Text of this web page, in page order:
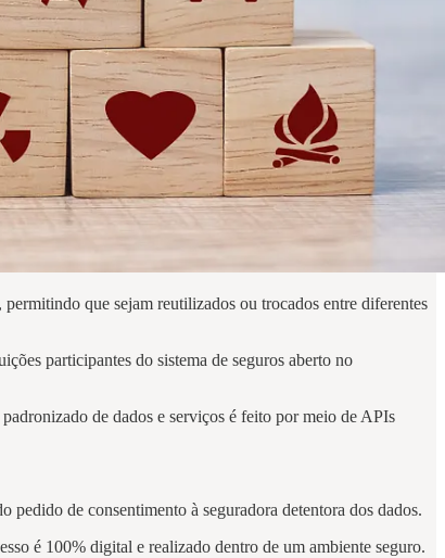
que sejam reutilizados ou trocados entre diferentes
participantes do sistema de seguros aberto no
de dados e serviços é feito por meio de APIs
de consentimento à seguradora detentora dos dados.
é 100% digital e realizado dentro de um ambiente seguro.